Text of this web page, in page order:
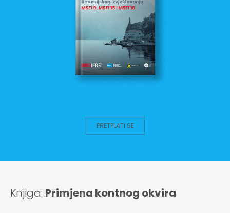
PRETPLATI SE
Knjiga: Primjena kontnog okvira